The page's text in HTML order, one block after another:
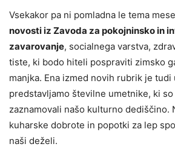
Vsekakor pa ni pomladna le tema
novosti iz Zavoda za pokojninsko in
zavarovanje, socialnega varstva,
tiste, ki bodo hiteli pospraviti zimsko
manjka. Ena izmed novih rubrik je
predstavljamo številne umetnike, ki
zaznamovali našo kulturno dediščino.
kuharske dobrote in popotki za lep
naši deželi.